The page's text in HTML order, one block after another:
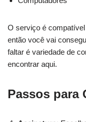
O serviço é
então você vai
faltar é variedade de
encontrar aqui.
Passos para